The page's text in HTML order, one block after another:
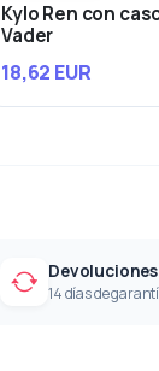
Kylo Ren con
Vader
18,62 EUR
Devoluciones
14 días de